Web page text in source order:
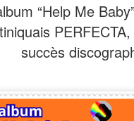
“Help Me
succès